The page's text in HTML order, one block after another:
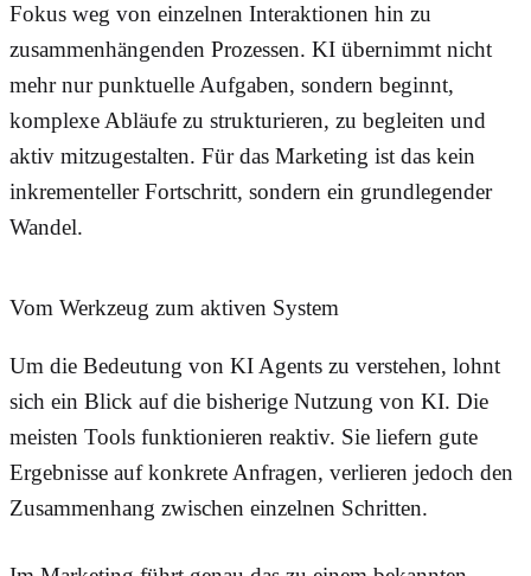
Fokus weg von einzelnen Interaktionen hin zu
zusammenhängenden Prozessen. KI übernimmt nicht
mehr nur punktuelle Aufgaben, sondern beginnt,
komplexe Abläufe zu strukturieren, zu begleiten und
aktiv mitzugestalten. Für das Marketing ist das kein
inkrementeller Fortschritt, sondern ein grundlegender
Wandel.
Vom Werkzeug zum aktiven System
Um die Bedeutung von KI Agents zu verstehen, lohnt
sich ein Blick auf die bisherige Nutzung von KI. Die
meisten Tools funktionieren reaktiv. Sie liefern gute
Ergebnisse auf konkrete Anfragen, verlieren jedoch den
Zusammenhang zwischen einzelnen Schritten.